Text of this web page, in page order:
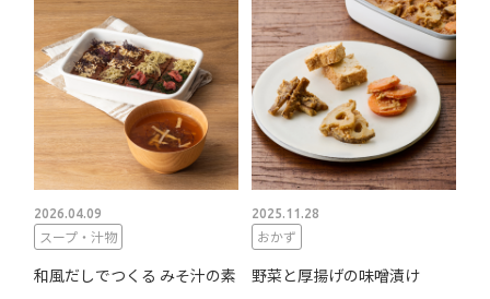
2026.04.09
スープ・汁物
和風だしでつくる みそ汁の素
2025.11.28
おかず
野菜と厚揚げの味噌漬け